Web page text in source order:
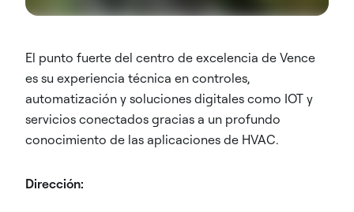
El punto fuerte del centro de excelencia de Vence
es su experiencia técnica en controles,
automatización y soluciones digitales como IOT y
servicios conectados gracias a un profundo
conocimiento de las aplicaciones de HVAC.
Dirección: